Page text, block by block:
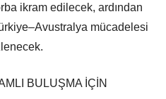
ikram edilecek, ardından
mücadelesi
BULUŞMA İÇİN